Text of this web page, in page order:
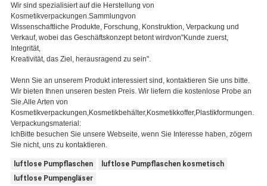
Wir sind spezialisiert auf die Herstellung von
Kosmetikverpackungen. Sammlungvon
Wissenschaftliche Produkte, Forschung, Konstruktion, Verpackung und
Verkauf, wobei das Geschäftskonzept betont wirdvon"Kunde zuerst,
Integrität,
Kreativität, das Ziel, herausragend zu sein".
Wenn Sie an unserem Produkt interessiert sind, kontaktieren Sie uns bitte.
Wir bieten Ihnen unseren besten Preis. Wir liefern die kostenlose Probe an
Sie.Alle Arten von
Kosmetikverpackungen,Kosmetikbehälter,Kosmetikkoffer,Plastikformungen.
Verpackungsmaterial:
IchBitte besuchen Sie unsere Webseite, wenn Sie Interesse haben, zögern
Sie nicht, uns zu kontaktieren.
luftlose Pumpflaschen
luftlose Pumpflaschen kosmetisch
luftlose Pumpengläser